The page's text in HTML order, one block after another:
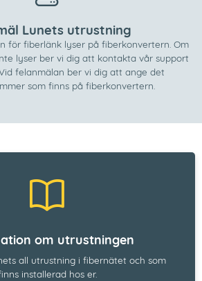
Lunets utrustning
för fiberlänk lyser på fiberkonvertern. Om
lyser ber vi dig att kontakta vår support
felanmälan ber vi dig att ange det
som finns på fiberkonvertern.
om utrustningen
all utrustning i fibernätet och som
installerad hos er.